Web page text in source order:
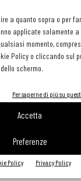
a quanto sopra o per
applicate solamente a
momento,
Policy o cliccando sul
schermo.
Per saperne di più su
Accetta
Preferenze
Policy Privacy Policy